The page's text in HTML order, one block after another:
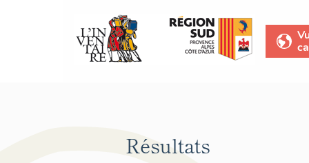
Résultats